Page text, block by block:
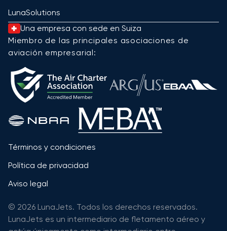
LunaSolutions
Una empresa con sede en Suiza
Miembro de las principales asociaciones de
aviación empresarial:
Términos y condiciones
Política de privacidad
Aviso legal
© 2026 LunaJets. Todos los derechos reservados.
LunaJets es un intermediario de fletamento aéreo y